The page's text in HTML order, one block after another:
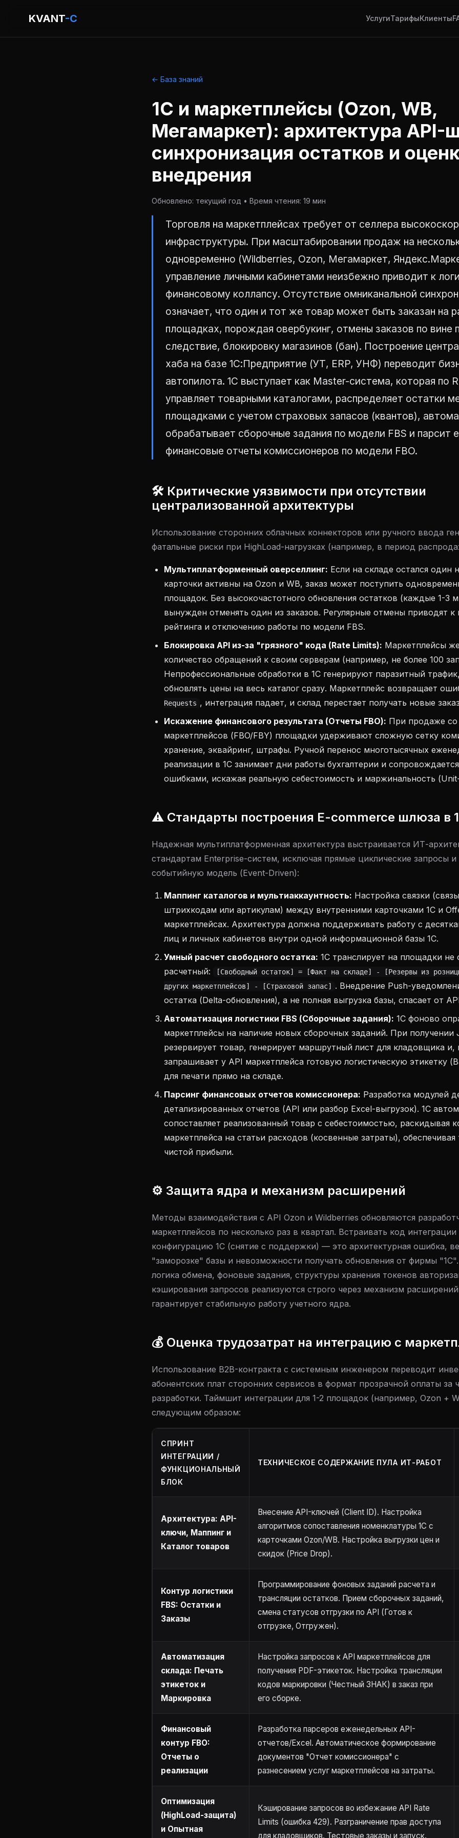
KVANT-C УслугиТарифыКлиенты
← База знаний
1С и маркетплейсы (Ozon, WB,
Мегамаркет): архитектура API-
синхронизация остатков и
внедрения
Обновлено: текущий год • Время чтения: 19 мин
Торговля на маркетплейсах требует от селлера
инфраструктуры. При масштабировании продаж на
одновременно (Wildberries, Ozon, Мегамаркет,
управление личными кабинетами неизбежно приводит к
финансовому коллапсу. Отсутствие омниканальной
означает, что один и тот же товар может быть заказан на
площадках, порождая овербукинг, отмены заказов по вине
следствие, блокировку магазинов (бан). Построение
хаба на базе 1С:Предприятие (УТ, ERP, УНФ) переводит
автопилота. 1С выступает как Master-система, которая по
управляет товарными каталогами, распределяет остатки
площадками с учетом страховых запасов (квантов),
обрабатывает сборочные задания по модели FBS и парсит
финансовые отчеты комиссионеров по модели FBO.
🛠 Критические уязвимости при отсутствии
централизованной архитектуры
Использование сторонних облачных коннекторов или ручного ввода
фатальные риски при HighLoad-нагрузках (например, в период
Мультиплатформенный оверселлинг: Если на складе остался один
карточки активны на Ozon и WB, заказ может поступить
площадок. Без высокочастотного обновления остатков (каждые 1-3
вынужден отменять один из заказов. Регулярные отмены приводят к
рейтинга и отключению работы по модели FBS.
Блокировка API из-за "грязного" кода (Rate Limits): Маркетплейсы
количество обращений к своим серверам (например, не более 100
Непрофессиональные обработки в 1С генерируют паразитный
обновлять цены на весь каталог сразу. Маркетплейс возвращает
Requests , интеграция падает, и склад перестает получать новые
Искажение финансового результата (Отчеты FBO): При продаже со
маркетплейсов (FBO/FBY) площадки удерживают сложную сетку
хранение, эквайринг, штрафы. Ручной перенос многотысячных
реализации в 1С занимает дни работы бухгалтерии и
ошибками, искажая реальную себестоимость и маржинальность
⚠️ Стандарты построения E-commerce шлюза в
Надежная мультиплатформенная архитектура выстраивается ИТ-
стандартам Enterprise-систем, исключая прямые циклические запросы и
событийную модель (Event-Driven):
Маппинг каталогов и мультиаккаунтность: Настройка связки
штрихкодам или артикулам) между внутренними карточками 1С и
маркетплейсах. Архитектура должна поддерживать работу с
лиц и личных кабинетов внутри одной информационной базы 1С.
Умный расчет свободного остатка: 1С транслирует на площадки не
расчетный:
[Свободный остаток] = [Факт на складе] - [Резервы из
других маркетплейсов] - [Страховой запас]
. Внедрение Push-
остатка (Delta-обновления), а не полная выгрузка базы, спасает от
Автоматизация логистики FBS (Сборочные задания): 1С фоново
маркетплейсы на наличие новых сборочных заданий. При получении
резервирует товар, генерирует маршрутный лист для кладовщика и,
запрашивает у API маркетплейса готовую логистическую этикетку
для печати прямо на складе.
Парсинг финансовых отчетов комиссионера: Разработка модулей
детализированных отчетов (API или разбор Excel-выгрузок). 1С
сопоставляет реализованный товар с себестоимостью, раскидывая
маркетплейса на статьи расходов (косвенные затраты),
чистой прибыли.
⚙️ Защита ядра и механизм расширений
Методы взаимодействия с API Ozon и Wildberries обновляются
маркетплейсов по несколько раз в квартал. Встраивать код
конфигурацию 1С (снятие с поддержки) — это архитектурная ошибка,
"заморозке" базы и невозможности получать обновления от фирмы
логика обмена, фоновые задания, структуры хранения токенов
кэширования запросов реализуются строго через механизм
гарантирует стабильную работу учетного ядра.
💰 Оценка трудозатрат на интеграцию с
Использование B2B-контракта с системным инженером переводит
абонентских плат сторонних сервисов в формат прозрачной оплаты за
разработки. Таймшит интеграции для 1-2 площадок (например, Ozon +
следующим образом:
СПРИНТ
ИНТЕГРАЦИИ /
ФУНКЦИОНАЛЬНЫЙ
БЛОК
ТЕХНИЧЕСКОЕ СОДЕРЖАНИЕ ПУЛА ИТ-РАБОТ
Архитектура: API-
ключи, Маппинг и
Каталог товаров
Внесение API-ключей (Client ID). Настройка
алгоритмов сопоставления номенклатуры 1С с
карточками Ozon/WB. Настройка выгрузки цен и
скидок (Price Drop).
Контур логистики
FBS: Остатки и
Заказы
Программирование фоновых заданий расчета и
трансляции остатков. Прием сборочных заданий,
смена статусов отгрузки по API (Готов к
отгрузке, Отгружен).
Автоматизация
склада: Печать
этикеток и
Маркировка
Настройка запросов к API маркетплейсов для
получения PDF-этикеток. Настройка трансляции
кодов маркировки (Честный ЗНАК) в заказ при
его сборке.
Финансовый
контур FBO:
Отчеты о
реализации
Разработка парсеров еженедельных API-
отчетов/Excel. Автоматическое формирование
документов "Отчет комиссионера" с
разнесением услуг маркетплейсов на затраты.
Оптимизация
(HighLoad-защита)
и Опытная
Кэширование запросов во избежание API Rate
Limits (ошибка 429). Разграничение прав доступа
для кладовщиков. Тестовые заказы и запуск.